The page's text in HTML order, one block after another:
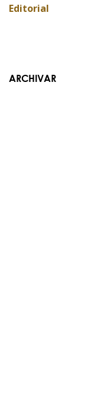
Editorial
ARCHIVAR